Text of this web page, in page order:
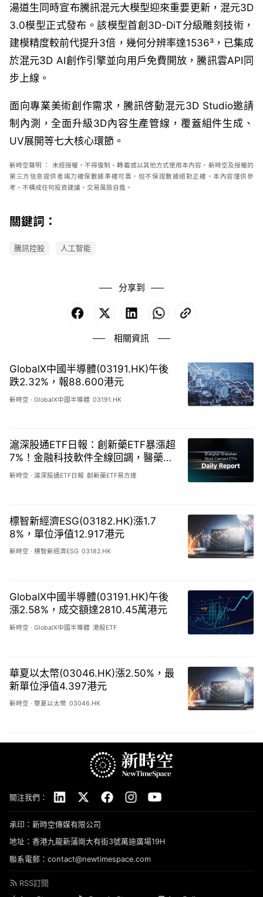
湯道生同時宣布騰訊混元大模型迎來重要更新，混元3D
3.0模型正式發布。該模型首創3D-DiT分級雕刻技術，
建模精度較前代提升3倍，幾何分辨率達1536³，已集成
於混元3D AI創作引擎並向用戶免費開放，騰訊雲API同
步上線。
面向專業美術創作需求，騰訊啓動混元3D Studio邀請
制內測，全面升級3D內容生產管線，覆蓋組件生成、
UV展開等七大核心環節。
新時空聲明 ：
未經授權，不得復制、轉載或以其他方式使用本內容。新時空及授權的
第三方信息提供者竭力確保數據準確可靠，但不保證數據絕對正確。本內容僅供參
考，不構成任何投資建議，交易風險自擔。
關鍵詞：
騰訊控股 人工智能
分享到
Facebook LinkedIn WhatsApp
相關資訊
GlobalX中國半導體(03191.HK)午後
跌2.32%，報88.600港元
新時空 ·GlobalX中國半導體 03191.HK
滬深股通ETF日報：創新藥ETF暴漲超
7%！金融科技軟件全線回調，醫藥成
長全面反攻-20260807
新時空 ·滬深股通ETF日報 創新藥ETF易方達
標智新經濟ESG(03182.HK)漲1.7
8%，單位淨值12.917港元
新時空 ·標智新經濟ESG 03182.HK
GlobalX中國半導體(03191.HK)午後
漲2.58%，成交額達2810.45萬港元
新時空 ·GlobalX中國半導體 港股ETF
華夏以太幣(03046.HK)漲2.50%，最
新單位淨值4.397港元
新時空 ·華夏以太幣 03046.HK
關注我們：
承印：新時空傳媒有限公司
地址：香港九龍新蒲崗大有街3號萬迪廣場19H
聯系電郵：contact@newtimespace.com
RSS訂閱